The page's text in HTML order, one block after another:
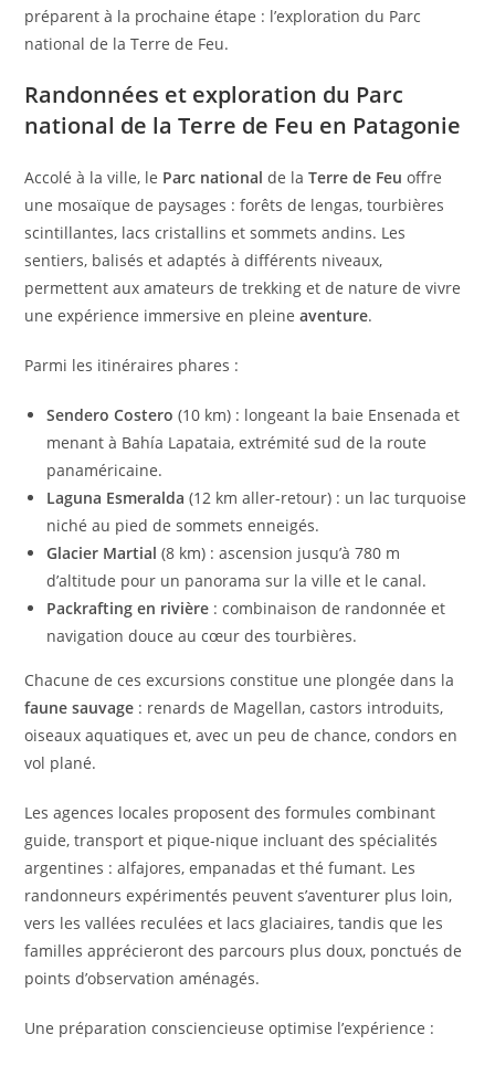
préparent à la prochaine étape : l’exploration du Parc
national de la Terre de Feu.
Randonnées et exploration du Parc
national de la Terre de Feu en Patagonie
Accolé à la ville, le Parc national de laTerre de Feu offre
une mosaïque de paysages : forêts de lengas, tourbières
scintillantes, lacs cristallins et sommets andins. Les
sentiers, balisés et adaptés à différents niveaux,
permettent aux amateurs de trekking et de nature de vivre
une expérience immersive en pleineaventure.
Parmi les itinéraires phares :
Sendero Costero (10 km) : longeant la baie Ensenada et
menant à Bahía Lapataia, extrémité sud de la route
panaméricaine.
Laguna Esmeralda (12 km aller-retour) : un lac turquoise
niché au pied de sommets enneigés.
Glacier Martial (8 km) : ascension jusqu’à 780 m
d’altitude pour un panorama sur la ville et le canal.
Packrafting en rivière : combinaison de randonnée et
navigation douce au cœur des tourbières.
Chacune de ces excursions constitue une plongée dans la
faune sauvage : renards de Magellan, castors introduits,
oiseaux aquatiques et, avec un peu de chance, condors en
vol plané.
Les agences locales proposent des formules combinant
guide, transport et pique-nique incluant des spécialités
argentines : alfajores, empanadas et thé fumant. Les
randonneurs expérimentés peuvent s’aventurer plus loin,
vers les vallées reculées et lacs glaciaires, tandis que les
familles apprécieront des parcours plus doux, ponctués de
points d’observation aménagés.
Une préparation consciencieuse optimise l’expérience :